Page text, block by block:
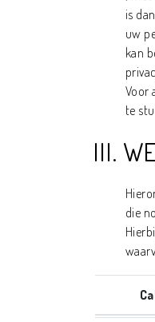
is
uw
kan
Voor
te
III.
die